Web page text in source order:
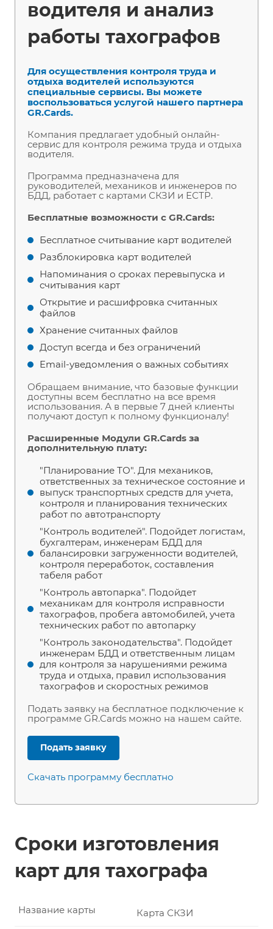
водителя и анализ
работы тахографов
Для осуществления контроля труда и
отдыха водителей используются
специальные сервисы. Вы можете
воспользоваться услугой нашего партнера
GR.Cards.
Компания предлагает удобный онлайн-
сервис для контроля режима труда и отдыха
водителя.
Программа предназначена для
руководителей, механиков и инженеров по
БДД, работает с картами СКЗИ и ЕСТР.
Бесплатные возможности с GR.Cards:
Бесплатное считывание карт водителей
Разблокировка карт водителей
Напоминания о сроках перевыпуска и
считывания карт
Открытие и расшифровка считанных
файлов
Хранение считанных файлов
Доступ всегда и без ограничений
Email-уведомления о важных событиях
Обращаем внимание, что базовые функции
доступны всем бесплатно на все время
использования. А в первые 7 дней клиенты
получают доступ к полному функционалу!
Расширенные Модули GR.Cards за
дополнительную плату:
"Планирование ТО". Для механиков,
ответственных за техническое состояние и
выпуск транспортных средств для учета,
контроля и планирования технических
работ по автотранспорту
"Контроль водителей". Подойдет логистам,
бухгалтерам, инженерам БДД для
балансировки загруженности водителей,
контроля переработок, составления
табеля работ
"Контроль автопарка". Подойдет
механикам для контроля исправности
тахографов, пробега автомобилей, учета
технических работ по автопарку
"Контроль законодательства". Подойдет
инженерам БДД и ответственным лицам
для контроля за нарушениями режима
труда и отдыха, правил использования
тахографов и скоростных режимов
Подать заявку на бесплатное подключение к
программе GR.Cards можно на нашем сайте.
Подать заявку
Скачать программу бесплатно
Сроки изготовления
карт для тахографа
Карта СКЗИ
Название карты